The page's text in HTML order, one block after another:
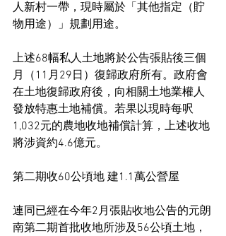
人新村一帶，現時屬於「其他指定（貯
物用途）」規劃用途。
上述68幅私人土地將於公告張貼後三個
月（11月29日）復歸政府所有。政府會
在土地復歸政府後，向相關土地業權人
發放特惠土地補償。若果以現時每呎
1,032元的農地收地補償計算，上述收地
將涉資約4.6億元。
第二期收60公頃地 建1.1萬公營屋
連同已經在今年2月張貼收地公告的元朗
南第二期首批收地所涉及56公頃土地，